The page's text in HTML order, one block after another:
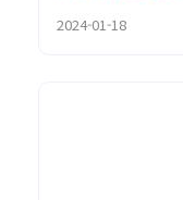
2024-01-18